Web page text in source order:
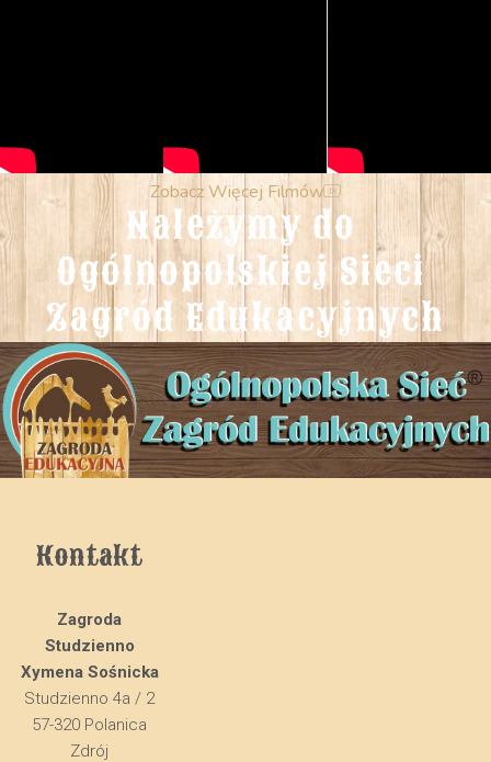
Zobacz Więcej Filmów
Należymy do
Ogólnopolskiej Sieci
Zagród Edukacyjnych
Kontakt
Zagroda
Studzienno
Xymena Sośnicka
Studzienno 4a / 2
57-320 Polanica
Zdrój